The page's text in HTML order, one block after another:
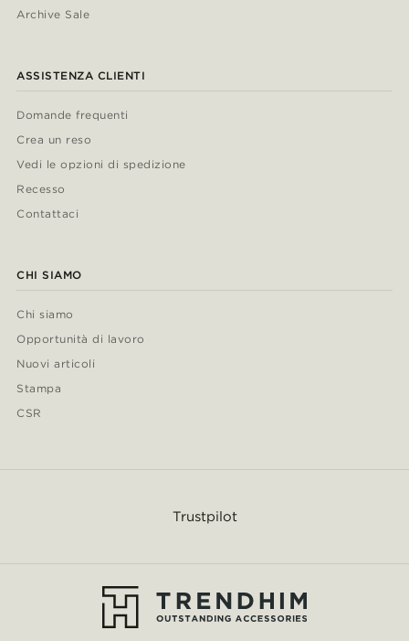
Archive Sale
ASSISTENZA CLIENTI
Domande frequenti
Crea un reso
Vedi le opzioni di spedizione
Recesso
Contattaci
CHI SIAMO
Chi siamo
Opportunità di lavoro
Nuovi articoli
Stampa
CSR
Trustpilot